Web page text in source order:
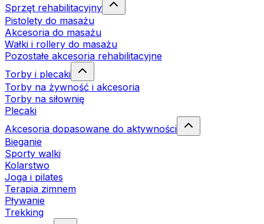
Sprzęt rehabilitacyjny
Pistolety do masażu
Akcesoria do masażu
Wałki i rollery do masażu
Pozostałe akcesoria rehabilitacyjne
Torby i plecaki
Torby na żywność i akcesoria
Torby na siłownię
Plecaki
Akcesoria dopasowane do aktywności
Bieganie
Sporty walki
Kolarstwo
Joga i pilates
Terapia zimnem
Pływanie
Trekking